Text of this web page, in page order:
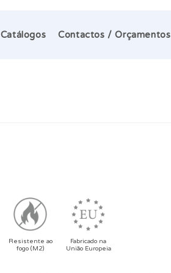
Catálogos Contactos / Orçamentos
Resistente ao
fogo (M2)
Fabricado na
União Europeia